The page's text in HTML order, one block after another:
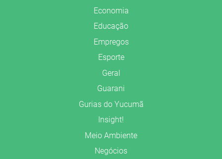
Economia
Educação
Empregos
Esporte
Geral
Guarani
Gurias do Yucumã
Insight!
Meio Ambiente
Negócios